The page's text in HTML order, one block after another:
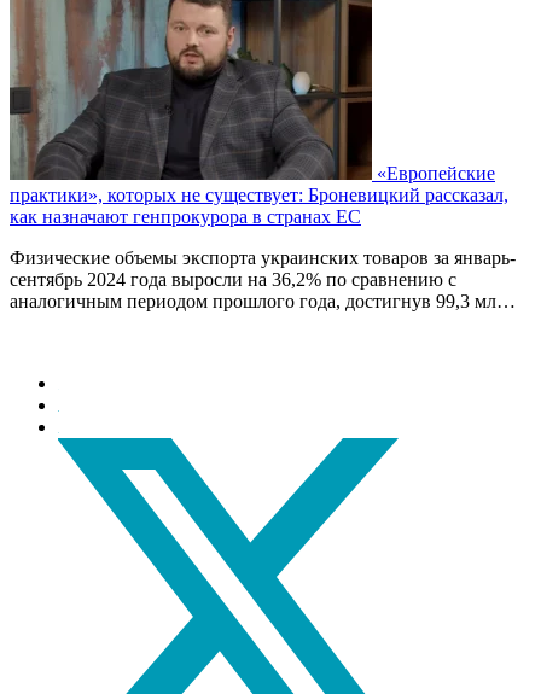
«Европейские
практики», которых не существует: Броневицкий рассказал,
как назначают генпрокурора в странах ЕС
Физические объемы экспорта украинских товаров за январь-
сентябрь 2024 года выросли на 36,2% по сравнению с
аналогичным периодом прошлого года, достигнув 99,3 мл…